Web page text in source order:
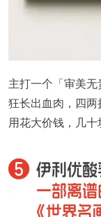
主打一个「审美
狂长出血肉，四
用花大价钱，几十